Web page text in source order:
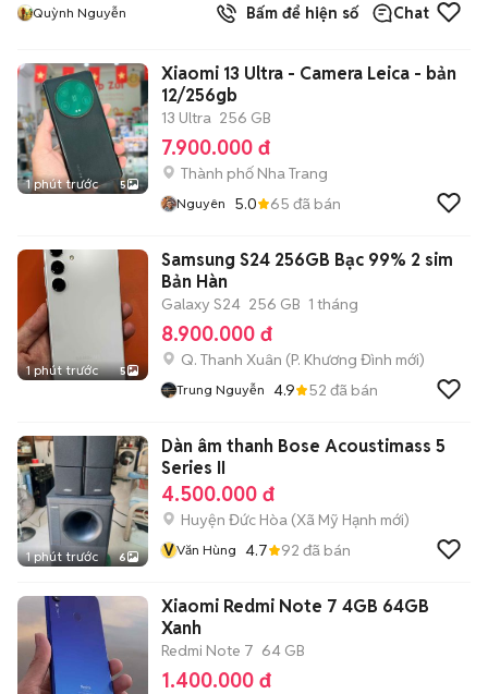
Quỳnh Nguyễn Bấm để hiện số Chat
1 phút trước 5
Xiaomi 13 Ultra - Camera Leica - bản
12/256gb
13 Ultra 256 GB
7.900.000 đ
Thành phố Nha Trang
Nguyên 5.0 65 đã bán
1 phút trước 5
Samsung S24 256GB Bạc 99% 2 sim
Bản Hàn
Galaxy S24 256 GB 1 tháng
8.900.000 đ
Q. Thanh Xuân (P. Khương Đình mới)
Trung Nguyễn 4.9 52 đã bán
1 phút trước 6
Dàn âm thanh Bose Acoustimass 5
Series II
4.500.000 đ
Huyện Đức Hòa (Xã Mỹ Hạnh mới)
VVăn Hùng 4.7 92 đã bán
Xiaomi Redmi Note 7 4GB 64GB
Xanh
Redmi Note 7 64 GB
1.400.000 đ